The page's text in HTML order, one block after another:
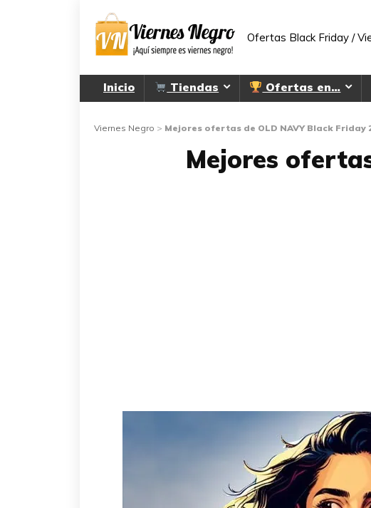
Ofertas Black Friday /
Inicio Tiendas Ofertas en…
Viernes Negro > Mejores ofertas de OLD NAVY Black Friday
Mejores